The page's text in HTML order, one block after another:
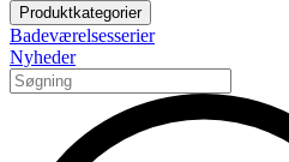
Produktkategorier
Badeværelsesserier
Nyheder